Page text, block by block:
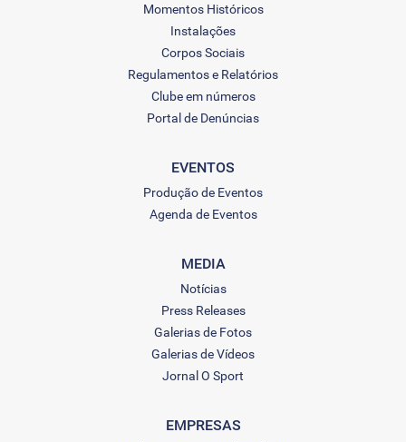
Momentos Históricos
Instalações
Corpos Sociais
Regulamentos e Relatórios
Clube em números
Portal de Denúncias
EVENTOS
Produção de Eventos
Agenda de Eventos
MEDIA
Notícias
Press Releases
Galerias de Fotos
Galerias de Vídeos
Jornal O Sport
EMPRESAS